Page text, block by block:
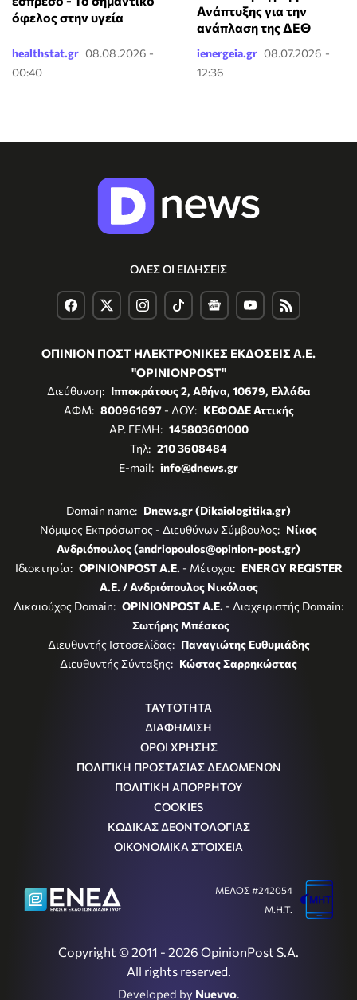
όφελος στην υγεία
healthstat.gr 08.08.2026 -
00:40
Ανάπτυξης για την
ανάπλαση της ΔΕΘ
ienergeia.gr 08.07.2026 -
12:36
ΟΛΕΣ ΟΙ ΕΙΔΗΣΕΙΣ
ΟΠΙΝΙΟΝ ΠΟΣΤ ΗΛΕΚΤΡΟΝΙΚΕΣ ΕΚΔΟΣΕΙΣ Α.Ε.
"OPINIONPOST"
Διεύθυνση: Ιπποκράτους 2, Αθήνα, 10679, Ελλάδα
ΑΦΜ: 800961697- ΔΟΥ: ΚΕΦΟΔΕ Αττικής
ΑΡ. ΓΕΜΗ: 145803601000
Τηλ: 210 3608484
E-mail: info@dnews.gr
Domain name: Dnews.gr (Dikaiologitika.gr)
Νόμιμος Εκπρόσωπος - Διευθύνων Σύμβουλος: Νίκος
Ανδριόπουλος (andriopoulos@opinion-post.gr)
Ιδιοκτησία: OPINIONPOST A.E. - Μέτοχοι: ENERGY REGISTER
Α.Ε. / Ανδριόπουλος Νικόλαος
Δικαιούχος Domain: OPINIONPOST A.E. - Διαχειριστής Domain:
Σωτήρης Μπέσκος
Διευθυντής Ιστοσελίδας: Παναγιώτης Ευθυμιάδης
Διευθυντής Σύνταξης: Κώστας Σαρρηκώστας
ΤΑΥΤΟΤΗΤΑ
ΔΙΑΦΗΜΙΣΗ
ΟΡΟΙ ΧΡΗΣΗΣ
ΠΟΛΙΤΙΚΗ ΠΡΟΣΤΑΣΙΑΣ ΔΕΔΟΜΕΝΩΝ
ΠΟΛΙΤΙΚΗ ΑΠΟΡΡΗΤΟΥ
COOKIES
ΚΩΔΙΚΑΣ ΔΕΟΝΤΟΛΟΓΙΑΣ
ΟΙΚΟΝΟΜΙΚΑ ΣΤΟΙΧΕΙΑ
Copyright © 2011 - 2026 OpinionPost S.A.
All rights reserved.
Developed by Nuevvo.
ΜΕΛΟΣ #242054
Μ.Η.Τ.